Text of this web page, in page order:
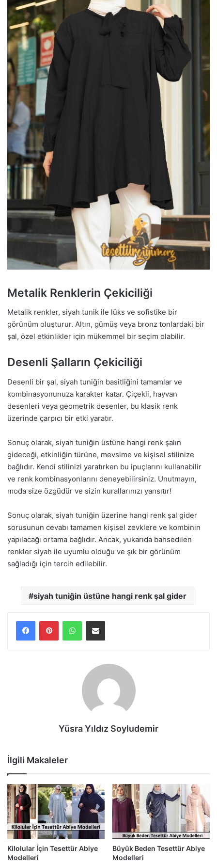
Metalik Renklerin Çekiciliği
Metalik renkler, siyah tunik ile lüks ve sofistike bir
görünüm oluşturur. Altın, gümüş veya bronz tonlardaki bir
şal, özel etkinlikler için mükemmel bir seçim olabilir.
Desenli Şalların Çekiciliği
Desenli bir şal, siyah tuniğin basitliğini tamamlar ve
kombinasyonunuza karakter katar. Çiçekli, hayvan
desenleri veya geometrik desenler, bu klasik renk
üzerinde çarpıcı bir etki yaratır.
Sonuç olarak, siyah tuniğin üstüne hangi renk şalın
gideceği, etkinliğin türüne, mevsime ve kişisel stilinize
bağlıdır. Kendi stilinizi yaratırken bu ipuçlarını kullanabilir
ve renk kombinasyonlarını deneyebilirsiniz. Unutmayın,
moda size özgüdür ve sizin kurallarınızı yansıtır!
Sonuç olarak, siyah tuniğin üzerine hangi renk şal gider
sorusunun cevabı tamamen kişisel zevklere ve kombinin
yapılacağı ortama bağlıdır. Ancak, yukarıda bahsedilen
renkler siyah ile uyumlu olduğu ve şık bir görünüm
sağladığı için tercih edilebilir.
siyah tuniğin üstüne hangi renk şal gider
WhatsAppE-Posta ile paylaş
Yüsra Yıldız Soyludemir
İlgili Makaleler
Kilolular İçin Tesettür Abiye
Modelleri
Büyük Beden Tesettür Abiye
Modelleri